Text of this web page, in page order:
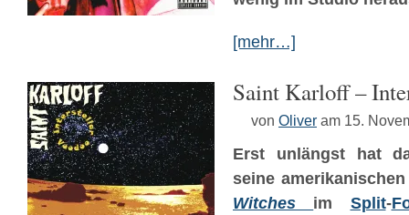
[mehr…]
Saint Karloff –
von Oliver am 15.
Erst unlängst hat
seine
Witches
im Split-